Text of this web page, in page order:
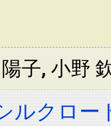
子, 小野
ルクロー